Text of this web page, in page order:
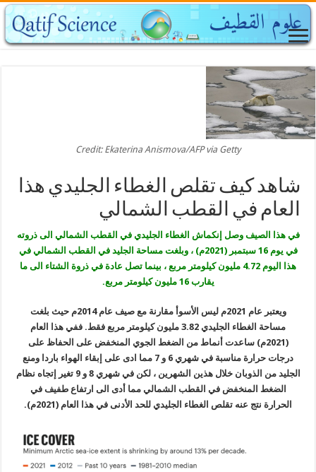
Credit: Ekaterina Anismova/AFP via Getty
شاهد كيف تقلص الغطاء الجليدي هذا
العام في القطب الشمالي
في هذا الصيف وصل إنكماش الغطاء الجليدي في القطب الشمالي الى ذروته
في يوم 16 سبتمبر (2021م) ، وبلغت مساحة الجليد في القطب الشمالي في
هذا اليوم 4.72 مليون كيلومتر مربع ، بينما تصل عادة في ذروة الشتاء الى ما
يقارب 16 مليون كيلومتر مربع.
ويعتبر عام 2021م ليس الأسوأ مقارنة مع صيف عام 2014م حيث بلغت
مساحة الغطاء الجليدي 3.82 مليون كيلومتر مربع فقط. ففي هذا العام
(2021م) ساعدت أنماط من الضغط الجوي المنخفض على الحفاظ على
درجات حرارة مناسبة في شهري 6 و 7 مما ادى على إبقاء الهواء باردا ومنع
الجليد من الذوبان خلال هذين الشهرين ، لكن في شهري 8 و 9 تغير إتجاه نظام
الضغط المنخفض في القطب الشمالي مما أدى الى ارتفاع طفيف في
الحرارة نتج عنه تقلص الغطاء الجليدي للحد الأدنى في هذا العام (2021م).